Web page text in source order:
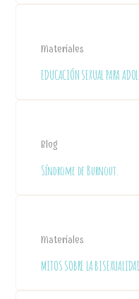
Materiales
EDUCACIÓN SEXUAL PARA
Blog
Síndrome de Burnout.
Materiales
MITOS SOBRE LA